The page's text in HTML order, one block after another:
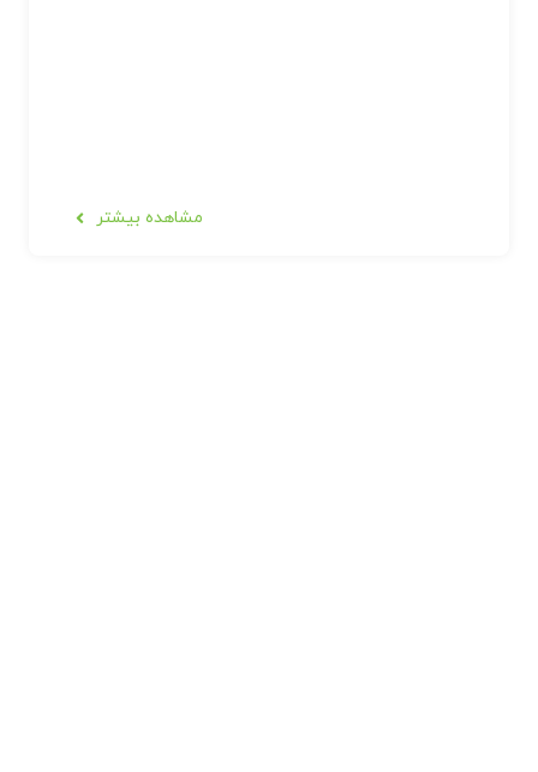
مشاهده بیشتر